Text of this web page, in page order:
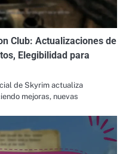
Club: Actualizaciones de
Elegibilidad para
de Skyrim actualiza
mejoras, nuevas